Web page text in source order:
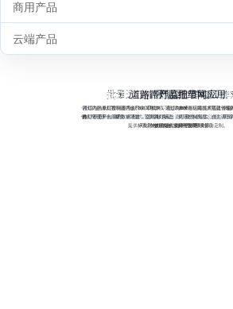
商用产品
云端产品
超强环境适应能力
专为工业级应用环境打造，可承受85℃高温到-40℃低温工业环境，保证
作，不受天气温度影响。拥有EMC高等级信号抗干扰能力，免受外界信
提供标准宽电压供电，专为恶劣环境量身定制。
小体积、易嵌入
模块体积小重量轻，支持UART接口进行二次开发升级，采用微型双排
各种工业场景标准，方便客户嵌入在各种小场景开发使
远距离通信
模组支持多种网络拓扑结构，包括点对点、点对多点、对等以
最大发射功率20dBm（带PA），接收灵敏度高达-103dBm（
点与点之间实测最长通信距离远达2KM，支持多级中继路由和终
批量远程管理配置，降低工作
可远程批量配置管理通信模块工作参数，程序升级等，提高大项目管理
任意配置透传、API、AT模式。通过模拟量、数字量自动采集上报，无
可以有效缩短大项目开发周期时间。
低功耗模组，持续稳定长时间
多级休眠和唤醒模式低功耗设计，深度休眠模式下功耗小于0.5uA级别。
美防掉线机制，数据端永远在线。最大程度上的保证了降低客户硬件
兼容多种行业应用协议、组网
支持智能家居、数字油田等丰富的行业应用协议，网络容量达65000个
发送模式多样。久经重工业能耗监测、数字油田、农业节水灌溉等大
产品细节
道路路灯监控组网应用
路灯内的单灯控制器内嵌F8913D模块，通过zigbee自组网技术搭建传输
路灯管理平台间的数据通道，监测路灯状态，灵活控制亮度、自主调节
效的远程监测与管理。